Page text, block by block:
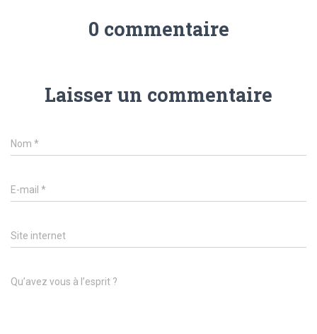
0 commentaire
Laisser un commentaire
Nom *
E-mail *
Site internet
Qu’avez vous à l’esprit ?